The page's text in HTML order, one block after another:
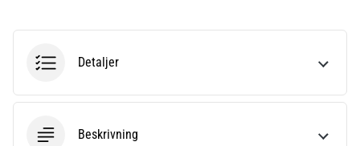
uthållighetsprestationen.
sant?
Detaljer
Beskrivning